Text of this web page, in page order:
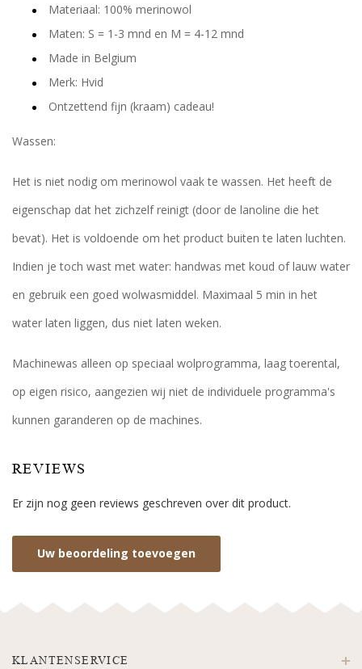
Materiaal: 100% merinowol
Maten: S = 1-3 mnd en M = 4-12 mnd
Made in Belgium
Merk: Hvid
Ontzettend fijn (kraam) cadeau!
Wassen:
Het is niet nodig om merinowol vaak te wassen. Het heeft de
eigenschap dat het zichzelf reinigt (door de lanoline die het
bevat). Het is voldoende om het product buiten te laten luchten.
Indien je toch wast met water: handwas met koud of lauw water
en gebruik een goed wolwasmiddel. Maximaal 5 min in het
water laten liggen, dus niet laten weken.
Machinewas alleen op speciaal wolprogramma, laag toerental,
op eigen risico, aangezien wij niet de individuele programma's
kunnen garanderen op de machines.
REVIEWS
Er zijn nog geen reviews geschreven over dit product.
Uw beoordeling toevoegen
KLANTENSERVICE